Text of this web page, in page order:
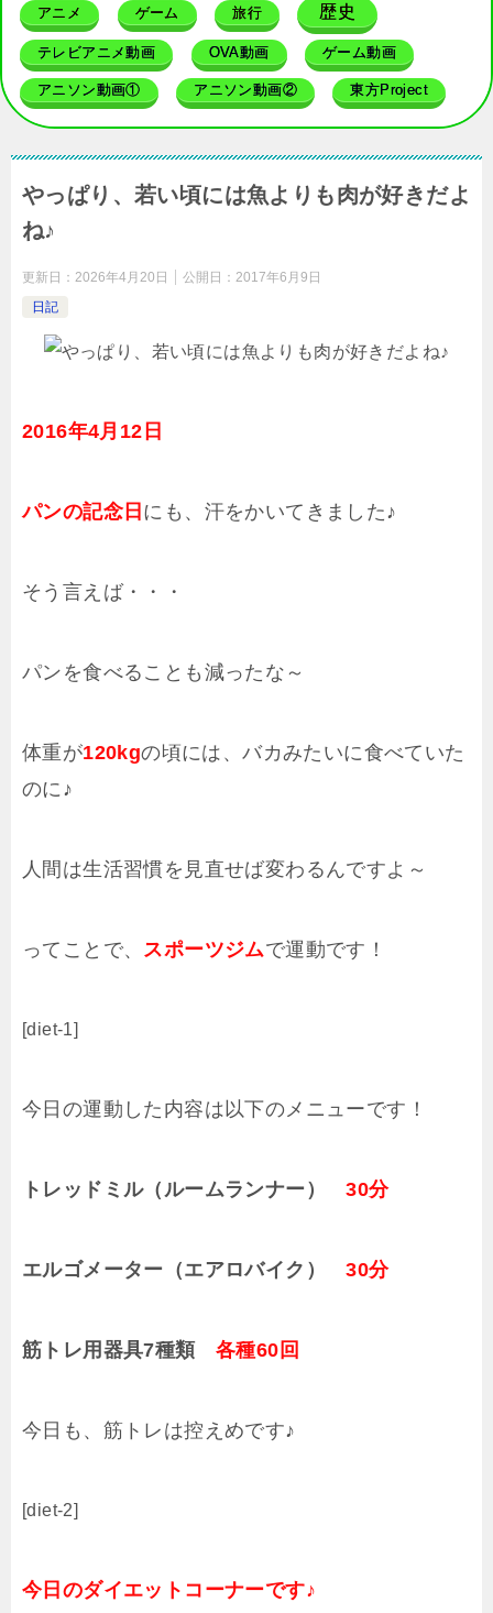
アニメ ゲーム 旅行 歴史
テレビアニメ動画 OVA動画 ゲーム動画
アニソン動画① アニソン動画② 東方Project
やっぱり、若い頃には魚よりも肉が好きだよ
ね♪
更新日： 2026年4月20日 公開日： 2017年6月9日
日記
2016年4月12日
パンの記念日 にも、汗をかいてきました♪
そう言えば・・・
パンを食べることも減ったな～
体重が120kgの頃には、バカみたいに食べていた
のに♪
人間は生活習慣を見直せば変わるんですよ～
ってことで、 スポーツジムで運動です！
[diet-1]
今日の運動した内容は以下のメニューです！
トレッドミル（ルームランナー）30分
エルゴメーター（エアロバイク）30分
筋トレ用器具7種類 各種60回
今日も、筋トレは控えめです♪
[diet-2]
今日のダイエットコーナーです♪